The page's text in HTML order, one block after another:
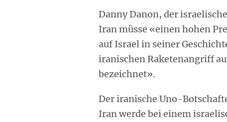
Danny Danon, der
Iran müsse «einen hohen
auf Israel in seiner
iranischen Raketenangriff
bezeichnet».
Der iranische Uno-
Iran werde bei einem